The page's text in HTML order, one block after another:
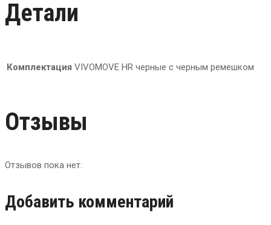
Детали
Комплектация VIVOMOVE HR черные с черным ремешком
Отзывы
Отзывов пока нет.
Добавить комментарий